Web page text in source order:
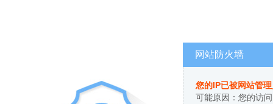
网站防火墙
您的IP已被网站管
可能原因：您的访